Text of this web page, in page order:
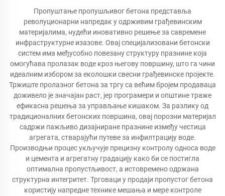
Пропуштање пропушљивог бетона представља
револуционарни напредак у одрживим грађевинским
материјалима, нудећи иновативно решење за савремене
инфраструктурне изазове. Овај специјализовани бетонски
систем има међусобно повезану структуру празнине која
омогућава пролазак воде кроз његову површину, што га чини
идеалним избором за еколошки свесни грађевинске пројекте.
Тржиште пролазног бетона за тргу са већим бројем продаваца
доживело је значајан раст, јер програмери и општине траже
ефикасна решења за управљање кишаком. За разлику од
традиционалних бетонских површина, овај порозни материјал
садржи пажљиво дизајниране празнине између честица
агрегата, стварајући путеве за инфилтрацију воде.
Производњи процес укључује прецизну контролу односа воде
и цемента и агрегатну градацију како би се постигла
оптимална пропустљивост, а истовремено одржана
структурна интегритет. Трговаци у продаји пропустог бетона
користију напредне технике мешања и мере контроле